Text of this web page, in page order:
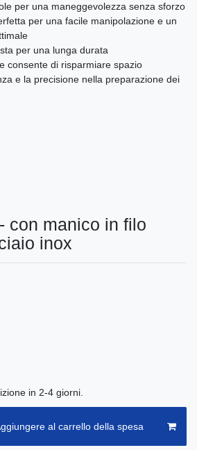
per una maneggevolezza senza sforzo
per una facile manipolazione e un
per una lunga durata
consente di risparmiare spazio
e la precisione nella preparazione dei
con manico in filo
inox
in 2-4 giorni.
al carrello della spesa